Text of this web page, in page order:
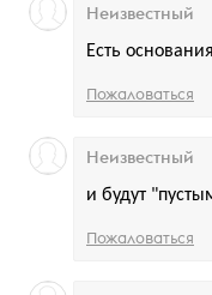
Есть
Неизвестный
Пожаловаться
и будут
Неизвестный
Пожаловаться